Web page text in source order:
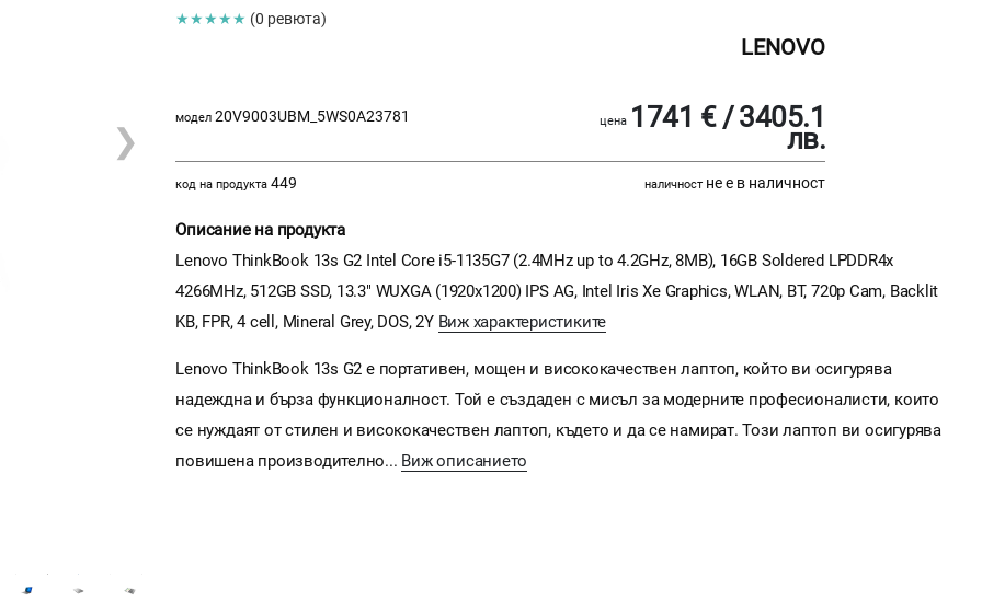
❯
★★★★★ (0 ревюта)
LENOVO
модел 20V9003UBM_5WS0A23781 цена 1741 € / 3405.1
лв.
код на продукта 449 наличност не е в наличност
Описание на продукта
Lenovo ThinkBook 13s G2 Intel Core i5-1135G7 (2.4MHz up to 4.2GHz, 8MB), 16GB Soldered LPDDR4x
4266MHz, 512GB SSD, 13.3" WUXGA (1920x1200) IPS AG, Intel Iris Xe Graphics, WLAN, BT, 720p Cam, Backlit
KB, FPR, 4 cell, Mineral Grey, DOS, 2Y Виж характеристиките
Lenovo ThinkBook 13s G2 е портативен, мощен и висококачествен лаптоп, който ви осигурява
надеждна и бърза функционалност. Той е създаден с мисъл за модерните професионалисти, които
се нуждаят от стилен и висококачествен лаптоп, където и да се намират. Този лаптоп ви осигурява
повишена производително... Виж описанието